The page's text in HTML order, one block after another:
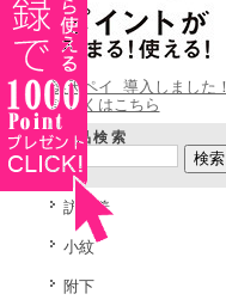
楽天ペイ 導入しました！
詳しくはこちら
商品検索
訪問着
小紋
附下